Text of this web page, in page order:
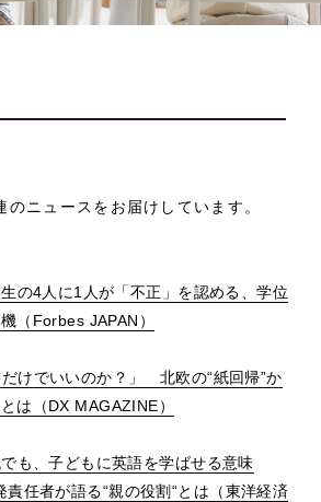
のニュースをお届けしています。
の4人に1 人が「不正」を認める、学位
（ Forbes JAPAN ）
だけでいいのか？」 北欧の“紙回帰”か
は（DX MAGAZINE）
も、子どもに英語を学ばせる意味
責任者が語る“親の役割 “とは（東洋経済